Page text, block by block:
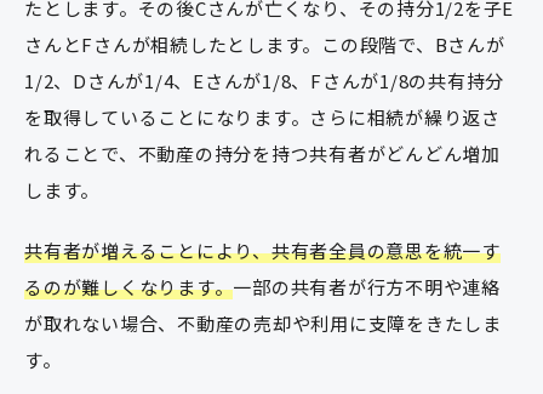
たとします。その後Cさんが亡くなり、その持分1/2を子E
さんとFさんが相続したとします。この段階で、Bさんが
1/2、Dさんが1/4、Eさんが1/8、Fさんが1/8の共有持分
を取得していることになります。さらに相続が繰り返さ
れることで、不動産の持分を持つ共有者がどんどん増加
します。
共有者が増えることにより、共有者全員の意思を統一す
るのが難しくなります。一部の共有者が行方不明や連絡
が取れない場合、不動産の売却や利用に支障をきたしま
す。